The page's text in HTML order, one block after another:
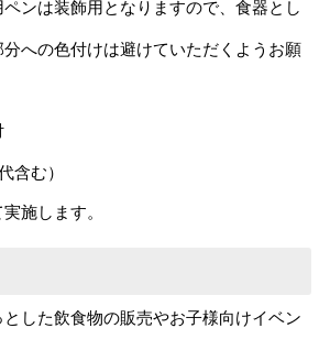
ンは装飾用となりますので、食器とし
への色付けは避けていただくようお願
む）
施します。
した飲食物の販売やお子様向けイベン